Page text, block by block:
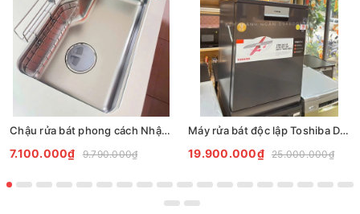
Chậu rửa bát phong cách Nhật chống xước Tari Smart 8050
7.100.000₫ 9.790.000₫
Máy rửa bát độc lập Toshiba DW-15F7(G)-VN
19.900.000₫ 25.000.000₫